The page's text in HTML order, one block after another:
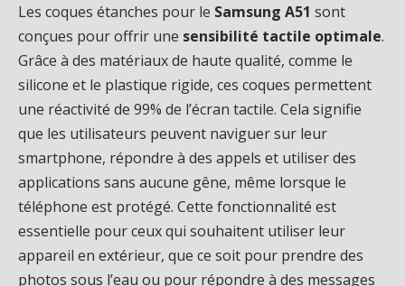
Les coques étanches pour le Samsung A51 sont
conçues pour offrir une sensibilité tactile optimale.
Grâce à des matériaux de haute qualité, comme le
silicone et le plastique rigide, ces coques permettent
une réactivité de 99% de l’écran tactile. Cela signifie
que les utilisateurs peuvent naviguer sur leur
smartphone, répondre à des appels et utiliser des
applications sans aucune gêne, même lorsque le
téléphone est protégé. Cette fonctionnalité est
essentielle pour ceux qui souhaitent utiliser leur
appareil en extérieur, que ce soit pour prendre des
photos sous l’eau ou pour répondre à des messages